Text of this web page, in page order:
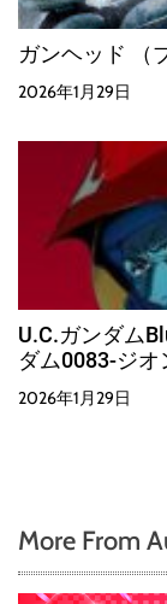
ガンヘッド （
2026年1月29日
U.C.ガンダム
ダム0083-ジオ
2026年1月29日
More From